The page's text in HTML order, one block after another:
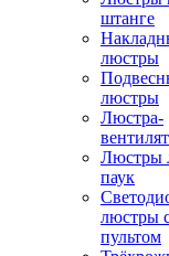
штанге
люстры
люстры
Люстра-
Люстры
паук
люстры
пультом